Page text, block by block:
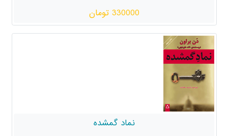
330000 تومان
نماد گمشده